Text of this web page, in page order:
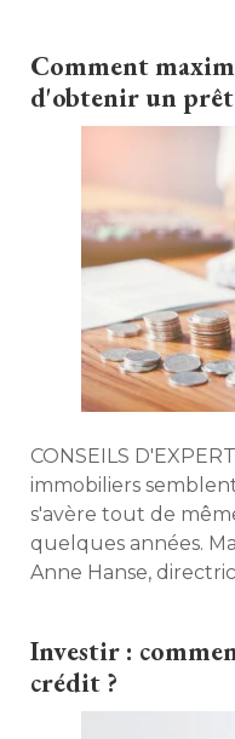
générale du réseau
donne quelques
Comment
d'obtenir un
CONSEILS D'EXPERT. Si les taux des
immobiliers
s'avère tout de
quelques années.
Anne Hanse,
Investir :
crédit ?